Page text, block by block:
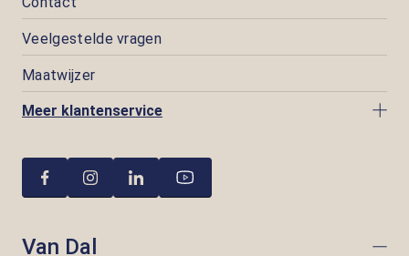
Veelgestelde vragen
Maatwijzer
Meer klantenservice
Van Dal